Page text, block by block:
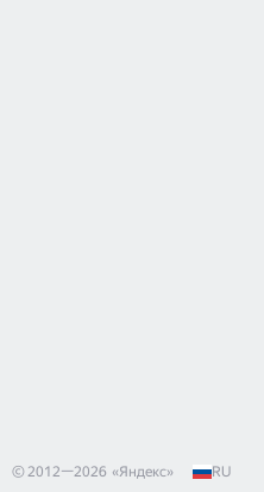
© 2012—2026 «Яндекс» RU